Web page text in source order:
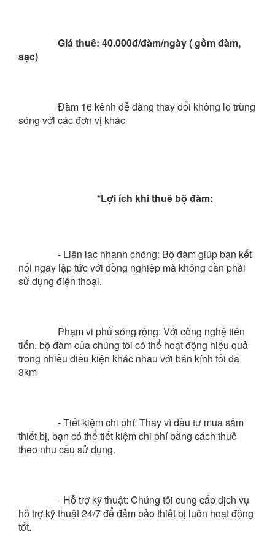
Giá thuê: 40.000đ/đàm/ngày ( gồm đàm,
sạc)
Đàm 16 kênh dễ dàng thay đổi không lo trùng
sóng với các đơn vị khác
*Lợi ích khi thuê bộ đàm:
- Liên lạc nhanh chóng: Bộ đàm giúp bạn kết
nối ngay lập tức với đồng nghiệp mà không cần phải
sử dụng điện thoại.
Phạm vi phủ sóng rộng: Với công nghệ tiên
tiến, bộ đàm của chúng tôi có thể hoạt động hiệu quả
trong nhiều điều kiện khác nhau với bán kính tối đa
3km
- Tiết kiệm chi phí: Thay vì đầu tư mua sắm
thiết bị, bạn có thể tiết kiệm chi phí bằng cách thuê
theo nhu cầu sử dụng.
- Hỗ trợ kỹ thuật: Chúng tôi cung cấp dịch vụ
hỗ trợ kỹ thuật 24/7 để đảm bảo thiết bị luôn hoạt động
tốt.